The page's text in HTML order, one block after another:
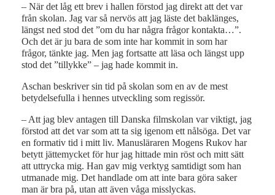
– När det låg ett brev i hallen förstod jag direkt att det var
från skolan. Jag var så nervös att jag läste det baklänges,
längst ned stod det ”om du har några frågor kontakta…”.
Och det är ju bara de som inte har kommit in som har
frågor, tänkte jag. Men jag fortsatte att läsa och längst upp
stod det ”tillykke” – jag hade kommit in.
Aschan beskriver sin tid på skolan som en av de mest
betydelsefulla i hennes utveckling som regissör.
– Att jag blev antagen till Danska filmskolan var viktigt, jag
förstod att det var som att ta sig igenom ett nålsöga. Det var
en formativ tid i mitt liv. Manusläraren Mogens Rukov har
betytt jättemycket för hur jag hittade min röst och mitt sätt
att uttrycka mig. Han gav mig verktyg samtidigt som han
utmanade mig. Det handlade om att inte bara göra saker
man är bra på, utan att även våga misslyckas.